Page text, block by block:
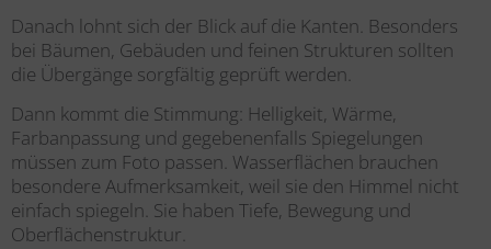
Danach lohnt sich der Blick auf die Kanten. Besonders
bei Bäumen, Gebäuden und feinen Strukturen sollten
die Übergänge sorgfältig geprüft werden.
Dann kommt die Stimmung: Helligkeit, Wärme,
Farbanpassung und gegebenenfalls Spiegelungen
müssen zum Foto passen. Wasserflächen brauchen
besondere Aufmerksamkeit, weil sie den Himmel nicht
einfach spiegeln. Sie haben Tiefe, Bewegung und
Oberflächenstruktur.